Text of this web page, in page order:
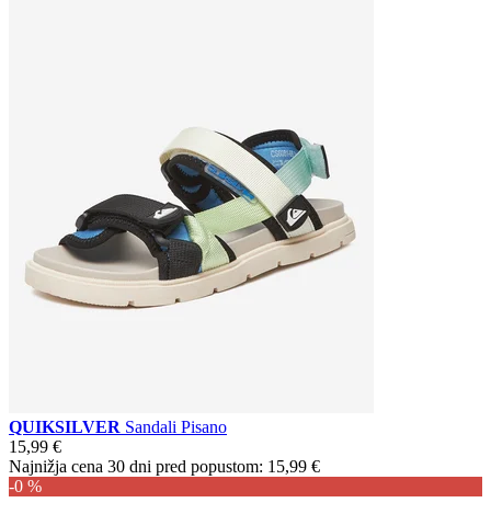
QUIKSILVER Sandali Pisano
15,99 €
Najnižja cena 30 dni pred popustom: 15,99 €
-0 %